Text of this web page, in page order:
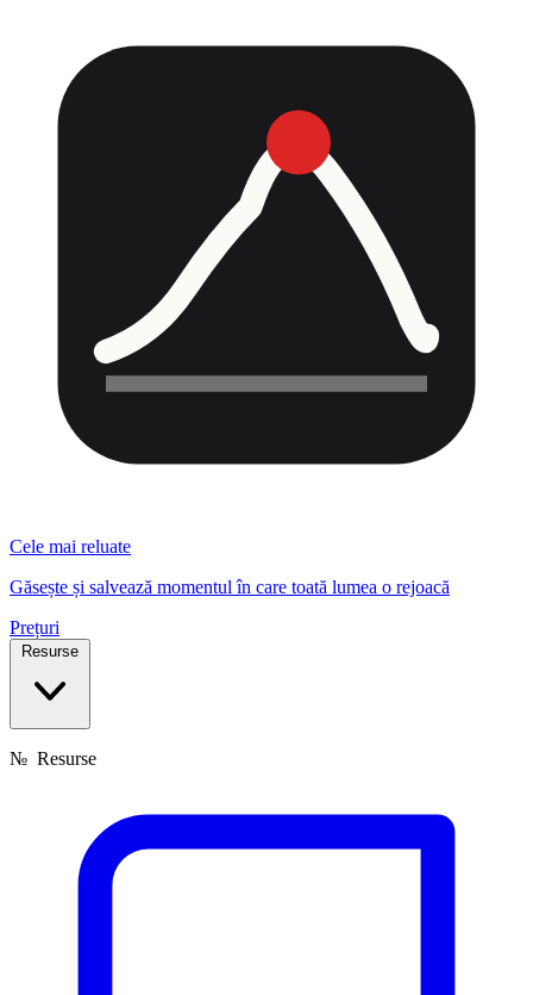
Cele mai reluate
Găsește și salvează momentul în care toată lumea o rejoacă
Prețuri
Resurse
№ Resurse